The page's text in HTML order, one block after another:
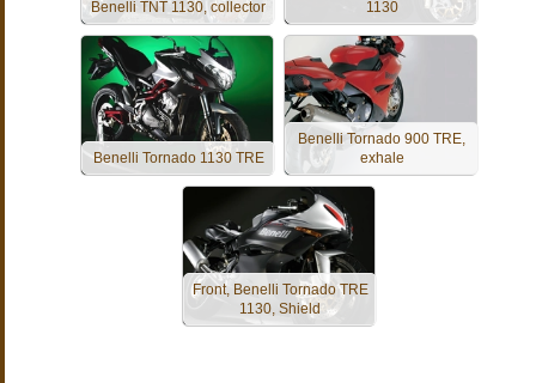
Benelli TNT 1130, collector
1130
Benelli Tornado 1130 TRE
Benelli Tornado 900 TRE,
exhale
Front, Benelli Tornado TRE
1130, Shield